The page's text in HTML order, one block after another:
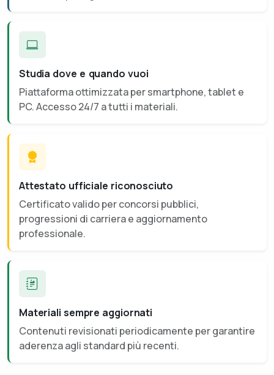
Studia dove e quando vuoi
Piattaforma ottimizzata per smartphone, tablet e
PC. Accesso 24/7 a tutti i materiali.
Attestato ufficiale riconosciuto
Certificato valido per concorsi pubblici,
progressioni di carriera e aggiornamento
professionale.
Materiali sempre aggiornati
Contenuti revisionati periodicamente per garantire
aderenza agli standard più recenti.